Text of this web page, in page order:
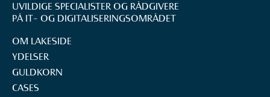
UVILDIGE SPECIALISTER OG RÅDGIVERE
PÅ IT- OG DIGITALISERINGS­OMRÅDET
OM LAKESIDE
YDELSER
GULDKORN
CASES